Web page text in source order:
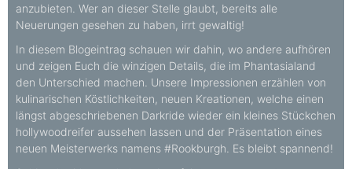
anzubieten. Wer an dieser Stelle glaubt, bereits alle
Neuerungen gesehen zu haben, irrt gewaltig!
In diesem Blogeintrag schauen wir dahin, wo andere aufhören
und zeigen Euch die winzigen Details, die im Phantasialand
den Unterschied machen. Unsere Impressionen erzählen von
kulinarischen Köstlichkeiten, neuen Kreationen, welche einen
längst abgeschriebenen Darkride wieder ein kleines Stückchen
hollywoodreifer aussehen lassen und der Präsentation eines
neuen Meisterwerks namens #Rookburgh. Es bleibt spannend!